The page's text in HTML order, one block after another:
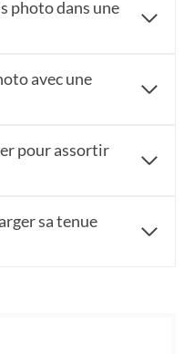
photo dans une
avec une
pour assortir
sa tenue